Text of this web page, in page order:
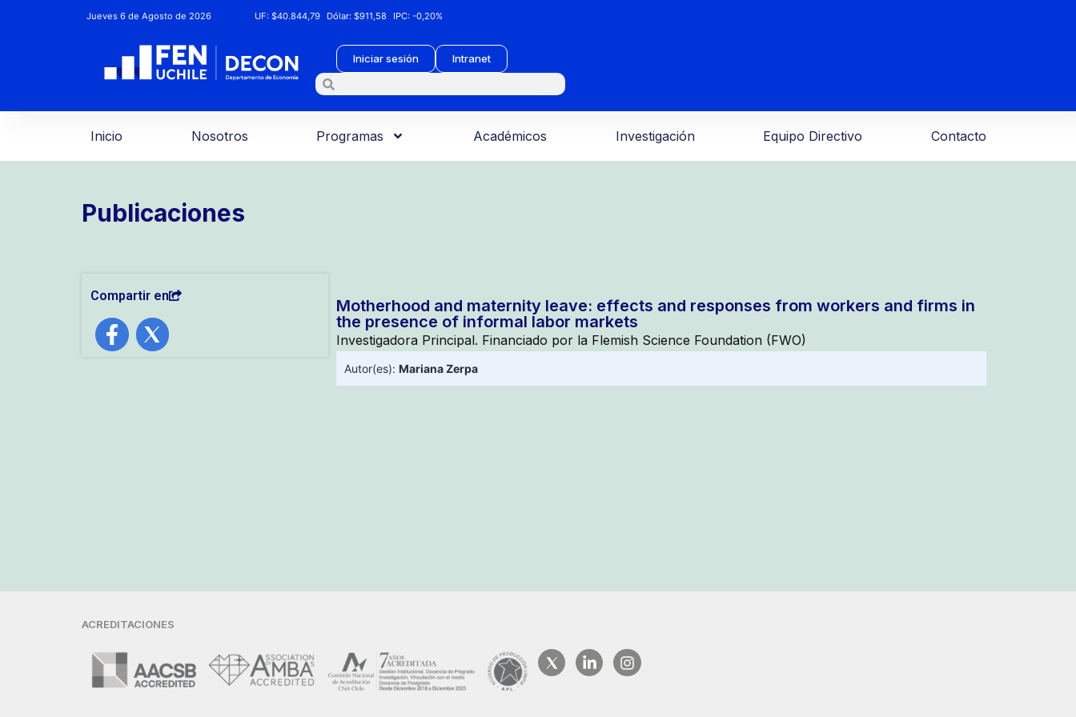
Jueves 6 de Agosto de 2026 UF:$40.844,79 Dólar:$911,58 IPC:-0,20%
Iniciar sesión Intranet
Inicio Nosotros Programas Académicos Investigación Equipo Directivo Contacto
Publicaciones
Compartir en
Motherhood and maternity leave: effects and responses from workers and firms in
the presence of informal labor markets
Investigadora Principal. Financiado por la Flemish Science Foundation (FWO)
Autor(es): Mariana Zerpa
ACREDITACIONES